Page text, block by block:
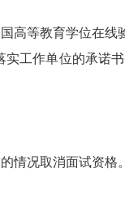
等教育学位在线
工作单位的承诺
情况取消面试资格。